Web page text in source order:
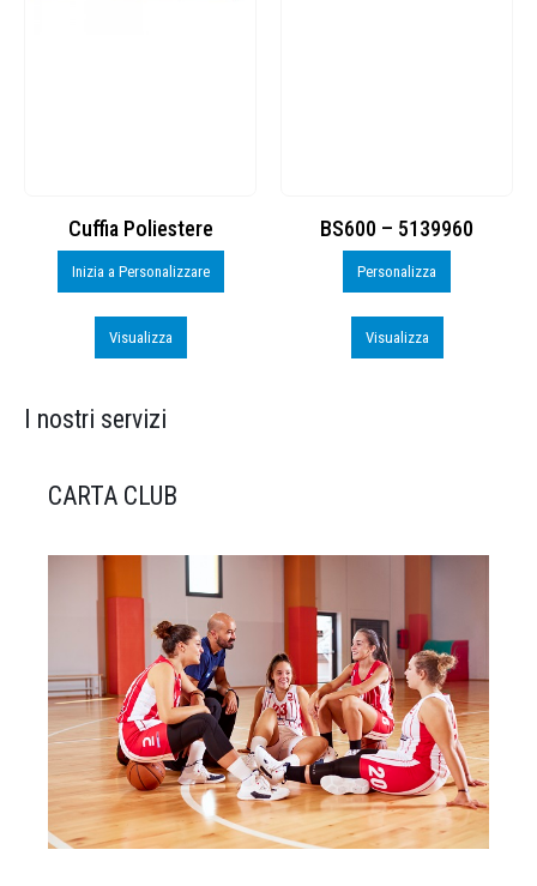
Cuffia Poliestere
Inizia a Personalizzare
Visualizza
BS600 – 5139960
Personalizza
Visualizza
I nostri servizi
CARTA CLUB